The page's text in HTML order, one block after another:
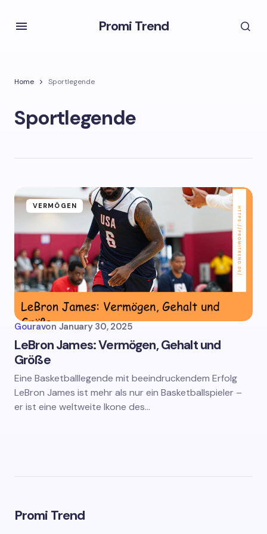
Promi Trend
Home Sportlegende
Sportlegende
VERMÖGEN
Gouravon January 30, 2025
LeBron James: Vermögen, Gehalt und
Größe
Eine Basketballlegende mit beeindruckendem Erfolg
LeBron James ist mehr als nur ein Basketballspieler –
er ist eine weltweite Ikone des…
Promi Trend